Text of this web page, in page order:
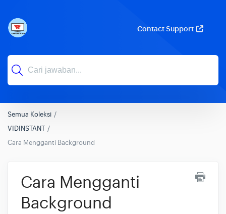
Contact Support
Semua Koleksi
VIDINSTANT
Cara Mengganti Background
Cara Mengganti
Background